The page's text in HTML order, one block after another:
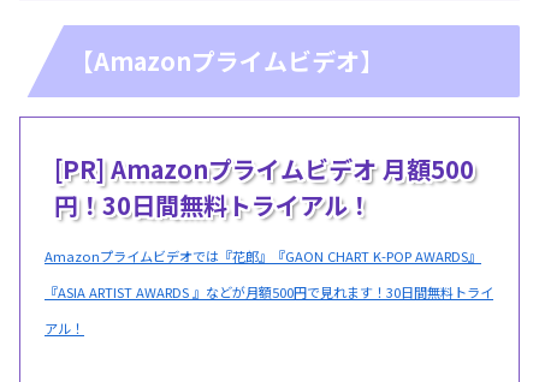
【Amazonプライムビデオ】
[PR] Amazonプライムビデオ 月額500
円！30日間無料トライアル！
Amazonプライムビデオでは『花郎』『GAON CHART K-POP AWARDS』
『ASIA ARTIST AWARDS 』などが月額500円で見れます！30日間無料トライ
アル！